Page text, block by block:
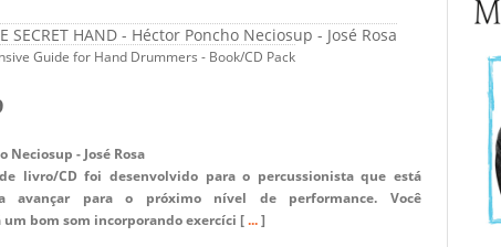
SECRET HAND - Héctor Poncho Neciosup - José Rosa
Guide for Hand Drummers - Book/CD Pack
Neciosup - José Rosa
livro/CD foi desenvolvido para o percussionista que está
avançar para o próximo nível de performance. Você
um bom som incorporando exercíci [...]